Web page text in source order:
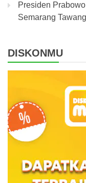
Presiden
Semarang Tawang
DISKONMU